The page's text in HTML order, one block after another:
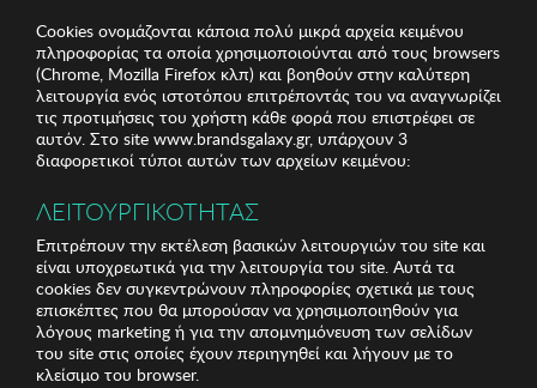
Cookies ονομάζονται κάποια πολύ μικρά αρχεία κειμένου
πληροφορίας τα οποία χρησιμοποιούνται από τους browsers
(Chrome, Mozilla Firefox κλπ) και βοηθούν στην καλύτερη
λειτουργία ενός ιστοτόπου επιτρέποντάς του να αναγνωρίζει
τις προτιμήσεις του χρήστη κάθε φορά που επιστρέφει σε
αυτόν. Στο site www.brandsgalaxy.gr, υπάρχουν 3
διαφορετικοί τύποι αυτών των αρχείων κειμένου:
ΛΕΙΤΟΥΡΓΙΚΟΤΗΤΑΣ
Επιτρέπουν την εκτέλεση βασικών λειτουργιών του site και
είναι υποχρεωτικά για την λειτουργία του site. Αυτά τα
cookies δεν συγκεντρώνουν πληροφορίες σχετικά με τους
επισκέπτες που θα μπορούσαν να χρησιμοποιηθούν για
λόγους marketing ή για την απομνημόνευση των σελίδων
του site στις οποίες έχουν περιηγηθεί και λήγουν με το
κλείσιμο του browser.